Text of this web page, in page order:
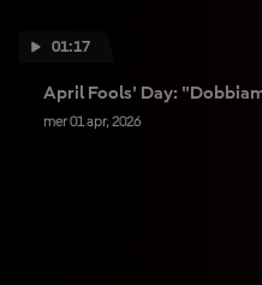
01:17
April Fools' Day:
mer 01 apr, 2026